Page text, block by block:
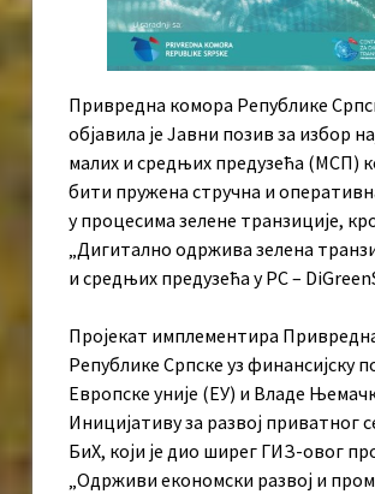
Привредна комора Републике
објавила је Јавни позив за избор
малих и средњих предузећа (МСП)
бити пружена стручна и
у процесима зелене транзиције,
„Дигитално одржива зелена
и средњих предузећа у РС –
Пројекат имплементира
Републике Српске уз финансијску
Европске уније (ЕУ) и Владе
Иницијативу за развој приватног
БиХ, који је дио ширег ГИЗ-овог
„Одрживи економски развој и